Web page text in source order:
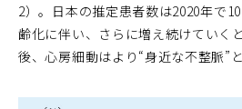
2）。日本の推定患者数は2020年で
齢化に伴い、さらに増え続けていく
後、心房細動はより“身近な不整脈”